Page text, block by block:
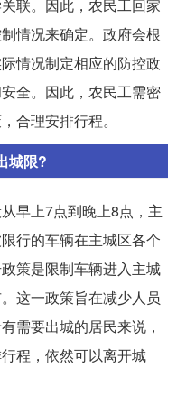
联。因此，农民工回家
情况来确定。政府会根
情况制定相应的防控政
全。因此，农民工需密
合理安排行程。
城限?
早上7点到晚上8点，主
行的车辆在主城区各个
策是限制车辆进入主城
这一政策旨在减少人员
需要出城的居民来说，
程，依然可以离开城